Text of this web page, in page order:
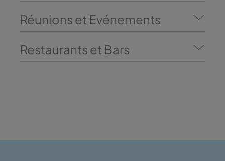
Réunions et Evénements
Restaurants et Bars